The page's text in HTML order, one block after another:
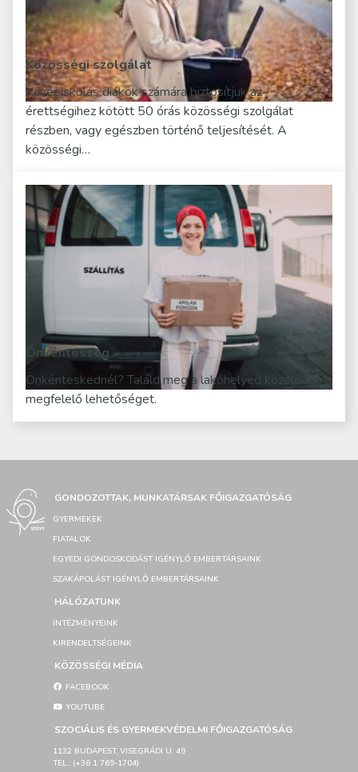
Közösségi szolgálat
Középiskolás diákok számára biztosítjuk az
érettségihez kötött 50 órás közösségi szolgálat
részben, vagy egészben történő teljesítését. A
közösségi…
Önkéntesség
Önkénteskednél? Találd meg a lakóhelyed közelében a
megfelelő lehetőséget.
GONDOZOTTAK, MUNKATÁRSAK FŐIGAZGATÓSÁG
GYERMEKEK
FIATALOK
EGYEDI GONDOSKODÁST IGÉNYLŐ EMBERTÁRSAINK
SZAKÁPOLÁST IGÉNYLŐ EMBERTÁRSAINK
HÁLÓZATUNK
INTÉZMÉNYEINK
KIRENDELTSÉGEINK
KÖZÖSSÉGI MÉDIA
FACEBOOK
YOUTUBE
SZOCIÁLIS ÉS GYERMEKVÉDELMI FŐIGAZGATÓSÁG
1132 BUDAPEST, VISEGRÁDI U. 49
TEL.: (+36 1 769-1704)